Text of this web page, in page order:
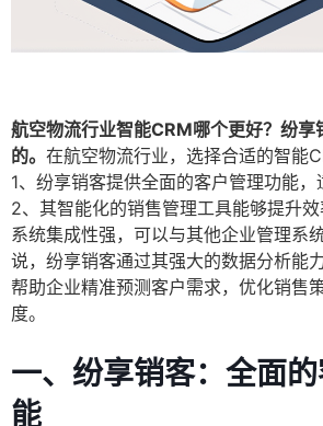
航空物流行业智能CRM哪个更好？纷享
的。 在航空物流行业，选择合适的智能
1、纷享销客提供全面的客户管理功能，
2、其智能化的销售管理工具能够提升
系统集成性强，可以与其他企业管理系
说，纷享销客通过其强大的数据分析能
帮助企业精准预测客户需求，优化销售
度。
一、纷享销客：全面
能